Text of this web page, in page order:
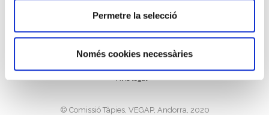
Permetre la selecció
Només cookies necessàries
Política de cookies
Política de privacitat
Avís legal
©️ Comissió Tàpies, VEGAP, Andorra, 2020